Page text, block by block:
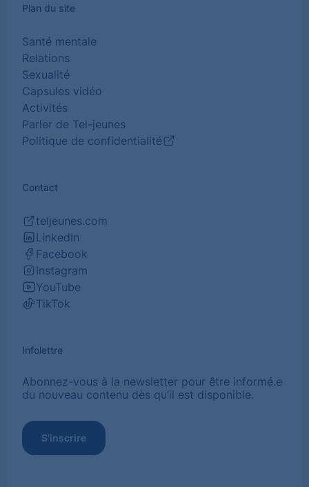
Plan du site
Santé mentale
Relations
Sexualité
Capsules vidéo
Activités
Parler de Tel-jeunes
Politique de confidentialité
(Ouvrir
un
onglet)
Contact
teljeunes.com
(Ouvrir
dans
un
nouvel
onglet)
LinkedIn
(Ouvrir
dans
un
nouvel
onglet)
Facebook
(Ouvrir
dans
un
nouvel
Instagram
(Ouvrir
dans
un
onglet)
YouTube
(Ouvrir
dans
nouvel
TikTok
(Ouvrir
un
onglet)
Infolettre
Abonnez-vous à la newsletter pour être informé.e
du nouveau contenu dès qu’il est disponible.
S’inscrire